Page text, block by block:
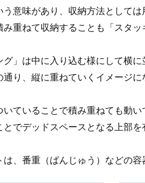
意味があり、収納方法としては
重ねて収納することも「スタッ
グ」は中に入り込む様にして横
り、縦に重ねていくイメージに
ていることで積み重ねても動
でデッドスペースとなる上部を
、番重（ばんじゅう）などの容